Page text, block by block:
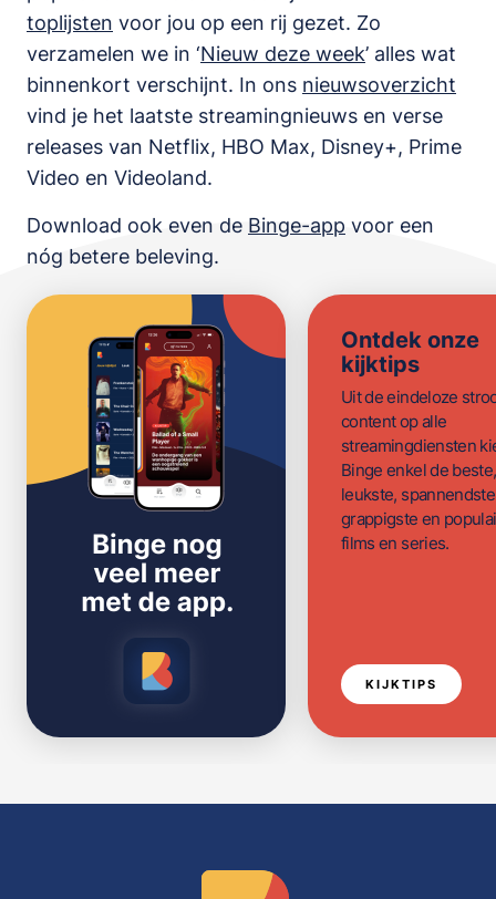
toplijsten voor jou op een rij gezet. Zo
verzamelen we in ‘Nieuw deze week’ alles wat
binnenkort verschijnt. In ons nieuwsoverzicht
vind je het laatste streamingnieuws en verse
releases van Netflix, HBO Max, Disney+, Prime
Video en Videoland.
Download ook even de Binge-app voor een
nóg betere beleving.
Ontdek onze
kijktips
Uit de eindeloze
content op alle
streamingdiensten
Binge enkel de beste,
leukste,
grappigste en
films en series.
KIJKTIPS